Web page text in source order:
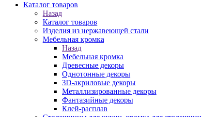
Каталог товаров
Назад
Каталог товаров
Изделия из нержавеющей стали
Мебельная кромка
Назад
Мебельная кромка
Древесные декоры
Однотонные декоры
3D-акриловые декоры
Металлизированные декоры
Фантазийные декоры
Клей-расплав